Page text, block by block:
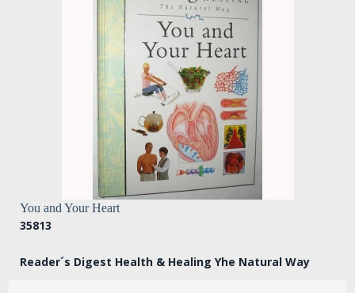
You and Your Heart
35813
Reader´s Digest Health & Healing Yhe Natural Way